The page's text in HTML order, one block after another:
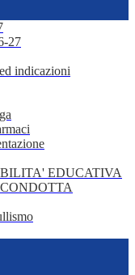
27
indicazioni
EDUCATIVA
CONDOTTA